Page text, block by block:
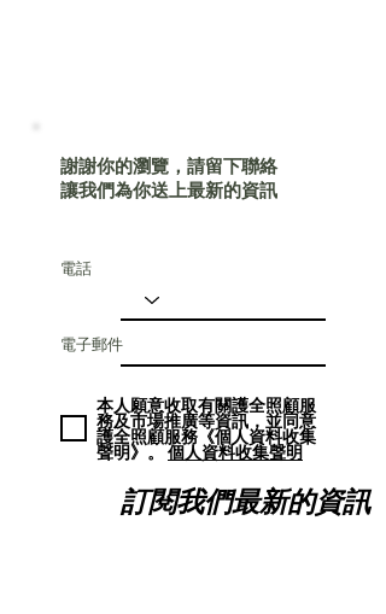
謝謝你的瀏覽，請留下聯絡
讓我們為你送上最新的資訊
電話
電子郵件
本人願意收取有關護全照顧服
務及市場推廣等資訊，並同意
護全照顧服務《個人資料收集
聲明》。個人資料收集聲明
訂閱我們最新的資訊